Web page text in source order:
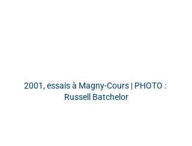
2001, essais à Magny-Cours | PHOTO :
Russell Batchelor